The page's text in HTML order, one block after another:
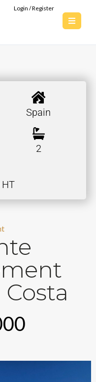
Login / Register
Spain
2